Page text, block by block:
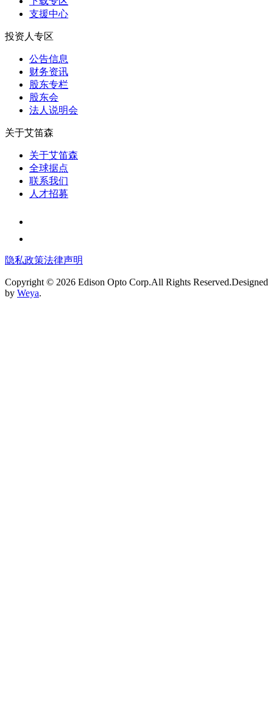
支援中心
投资人专区
公告信息
财务资讯
股东专栏
股东会
法⼈说明会
关于艾笛森
关于艾笛森
全球据点
联系我们
人才招募
隐私政策法律声明
Copyright © 2026 Edison Opto Corp.All Rights Reserved.Designed
by Weya.